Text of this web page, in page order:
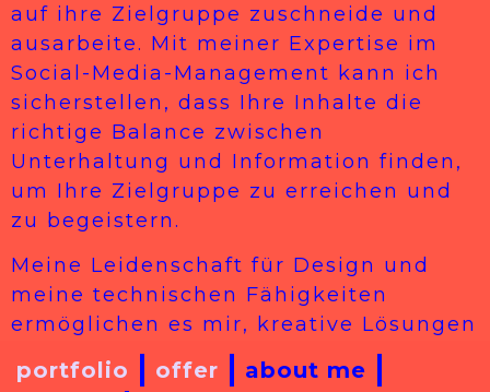
auf ihre Zielgruppe zuschneide und
ausarbeite. Mit meiner Expertise im
Social-Media-Management kann ich
sicherstellen, dass Ihre Inhalte die
richtige Balance zwischen
Unterhaltung und Information finden,
um Ihre Zielgruppe zu erreichen und
zu begeistern.
Meine Leidenschaft für Design und
meine technischen Fähigkeiten
ermöglichen es mir, kreative Lösungen
zu entwickeln, die sowohl die
Suchmaschinen als auch die Besucher
portfolio offer
about me